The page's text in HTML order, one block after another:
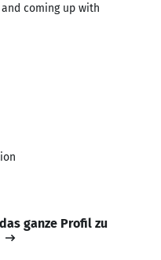
coming up with
ganze Profil zu